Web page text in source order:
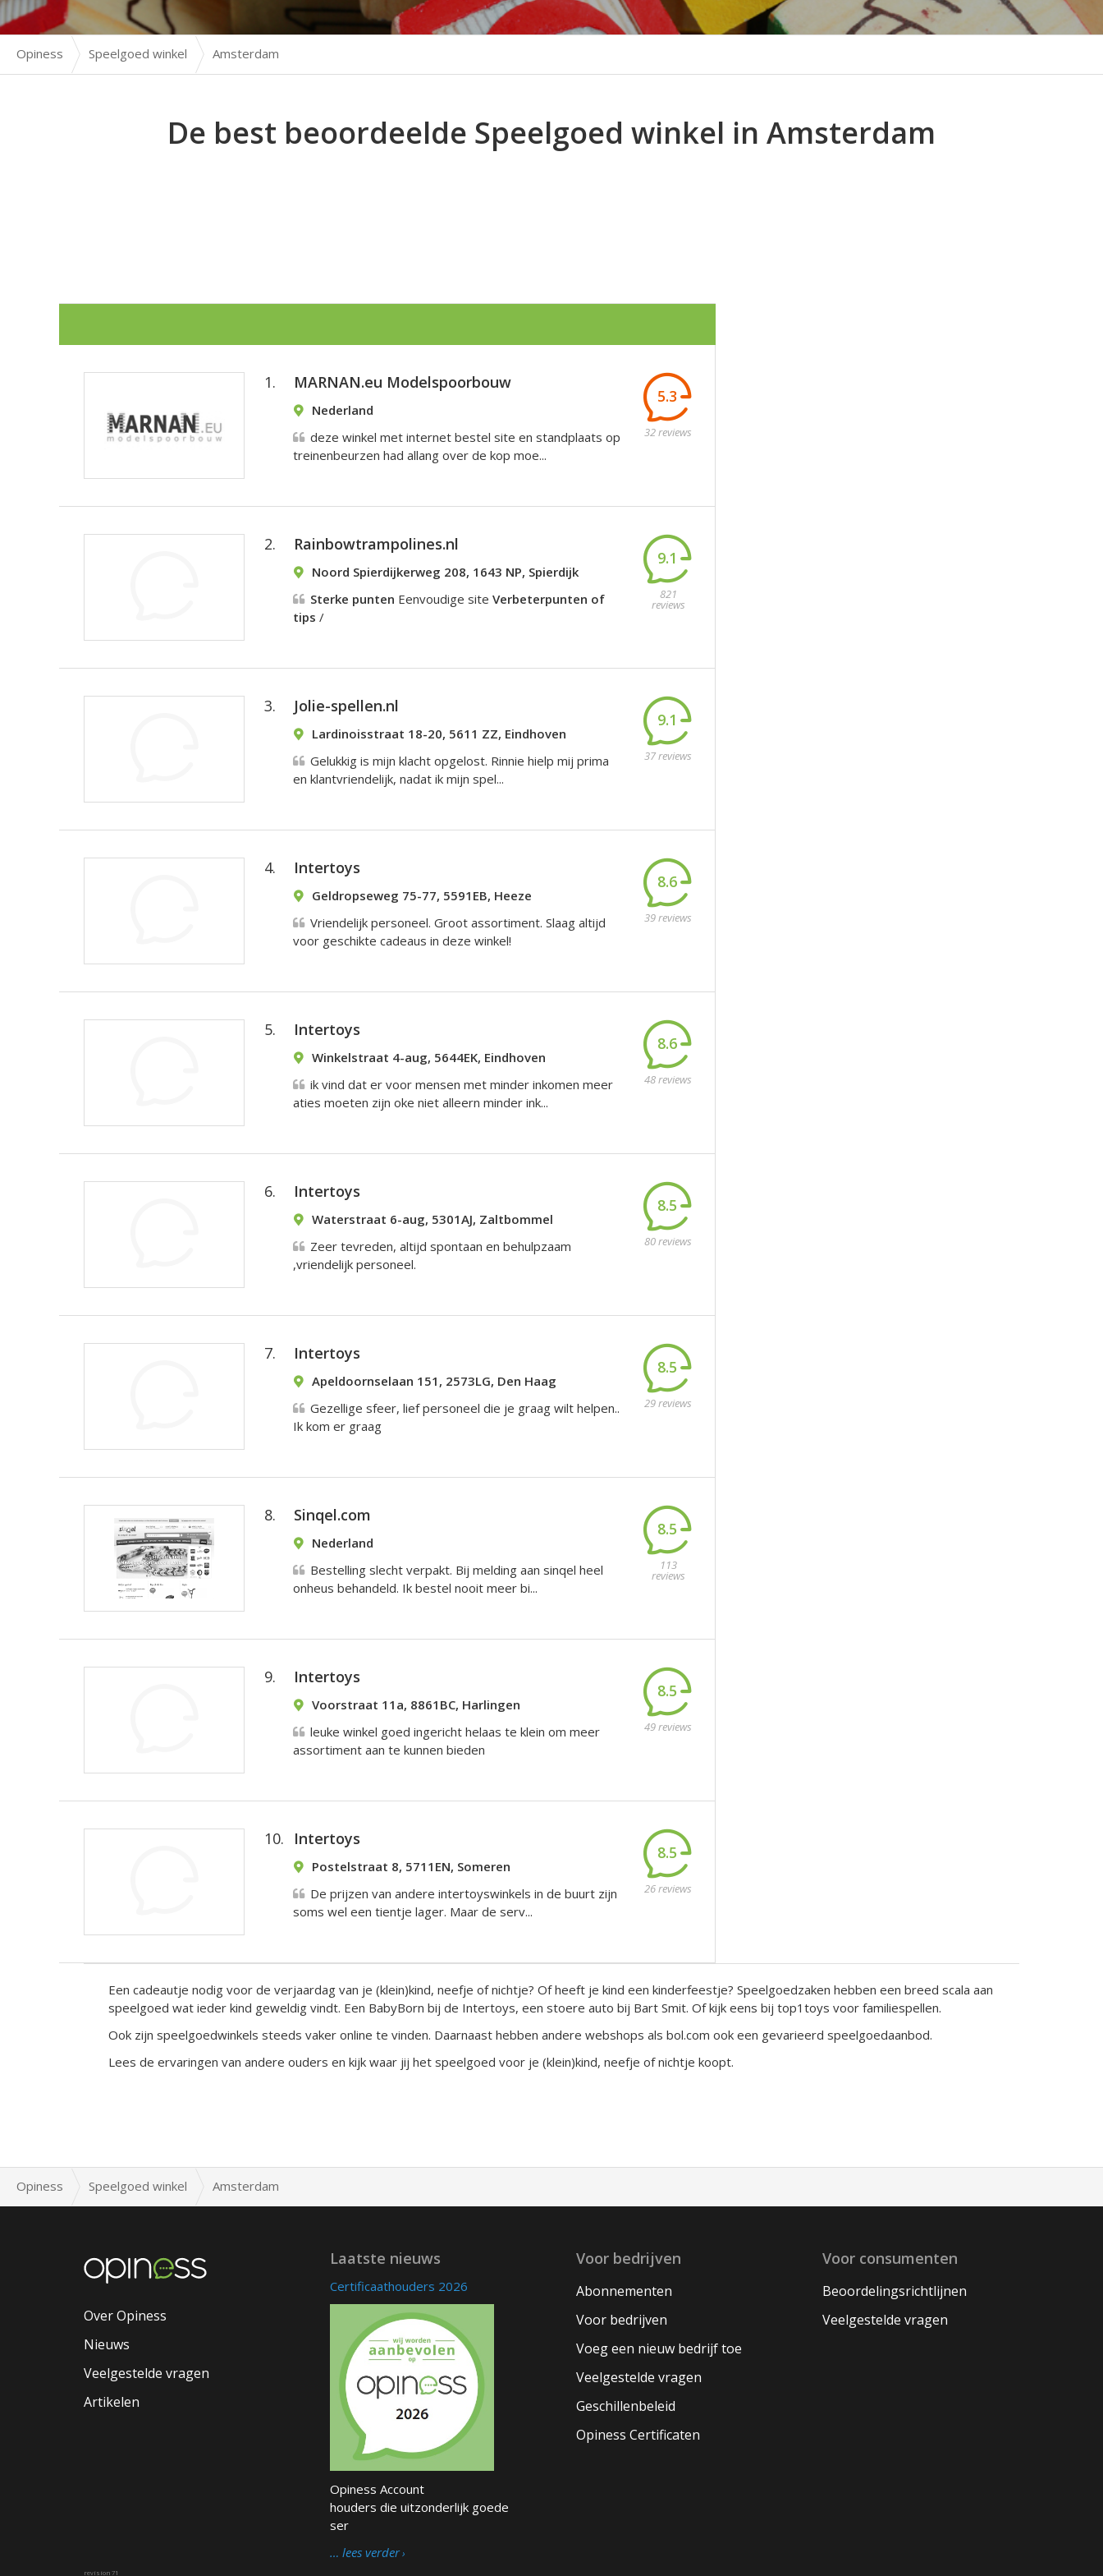
Opiness Speelgoed winkel Amsterdam
De best beoordeelde Speelgoed winkel in Amsterdam
1. MARNAN.eu Modelspoorbouw
Nederland
5.3
32 reviews
deze winkel met internet bestel site en standplaats op
treinenbeurzen had allang over de kop moe...
2. Rainbowtrampolines.nl
Noord Spierdijkerweg 208, 1643 NP, Spierdijk
9.1
821
reviews
Sterke punten Eenvoudige site Verbeterpunten of
tips /
3. Jolie-spellen.nl
Lardinoisstraat 18-20, 5611 ZZ, Eindhoven
9.1
37 reviews
Gelukkig is mijn klacht opgelost. Rinnie hielp mij prima
en klantvriendelijk, nadat ik mijn spel...
4. Intertoys
Geldropseweg 75-77, 5591EB, Heeze
8.6
39 reviews
Vriendelijk personeel. Groot assortiment. Slaag altijd
voor geschikte cadeaus in deze winkel!
5. Intertoys
Winkelstraat 4-aug, 5644EK, Eindhoven
8.6
48 reviews
ik vind dat er voor mensen met minder inkomen meer
aties moeten zijn oke niet alleern minder ink...
6. Intertoys
Waterstraat 6-aug, 5301AJ, Zaltbommel
8.5
80 reviews
Zeer tevreden, altijd spontaan en behulpzaam
,vriendelijk personeel.
7. Intertoys
Apeldoornselaan 151, 2573LG, Den Haag
8.5
29 reviews
Gezellige sfeer, lief personeel die je graag wilt helpen..
Ik kom er graag
8. Sinqel.com
Nederland
8.5
113
reviews
Bestelling slecht verpakt. Bij melding aan sinqel heel
onheus behandeld. Ik bestel nooit meer bi...
9. Intertoys
Voorstraat 11a, 8861BC, Harlingen
8.5
49 reviews
leuke winkel goed ingericht helaas te klein om meer
assortiment aan te kunnen bieden
10. Intertoys
Postelstraat 8, 5711EN, Someren
8.5
26 reviews
De prijzen van andere intertoyswinkels in de buurt zijn
soms wel een tientje lager. Maar de serv...
Een cadeautje nodig voor de verjaardag van je (klein)kind, neefje of nichtje? Of heeft je kind een kinderfeestje? Speelgoedzaken hebben een breed scala aan
speelgoed wat ieder kind geweldig vindt. Een BabyBorn bij de Intertoys, een stoere auto bij Bart Smit. Of kijk eens bij top1toys voor familiespellen.
Ook zijn speelgoedwinkels steeds vaker online te vinden. Daarnaast hebben andere webshops als bol.com ook een gevarieerd speelgoedaanbod.
Lees de ervaringen van andere ouders en kijk waar jij het speelgoed voor je (klein)kind, neefje of nichtje koopt.
Opiness Speelgoed winkel Amsterdam
Over Opiness
Nieuws
Veelgestelde vragen
Artikelen
Laatste nieuws
Certificaathouders 2026
Opiness Account
houders die uitzonderlijk goede
ser
… lees verder
Voor bedrijven
Abonnementen
Voor bedrijven
Voeg een nieuw bedrijf toe
Veelgestelde vragen
Geschillenbeleid
Opiness Certificaten
Voor consumenten
Beoordelingsrichtlijnen
Veelgestelde vragen
revision 71